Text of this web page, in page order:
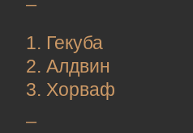
1. Гекуба
2. Алдвин
3. Хорваф